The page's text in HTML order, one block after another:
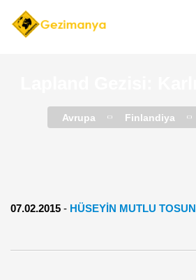
Avrupa Finlandiya
07.02.2015 - HÜSEYIN MUTLU TOSUN